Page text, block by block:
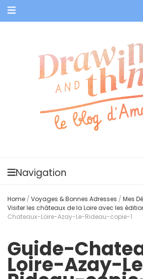
Navigation
Home / Voyages & Bonnes Adresses / Mes
Visiter les châteaux de la Loire avec les
Chateaux-Loire-Azay-Le-Rideau-copie-1
Guide-
Loire-Azay-